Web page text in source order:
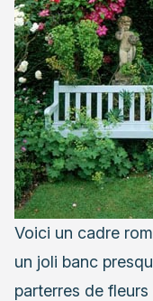
Voici un cadre
un joli banc
parterres de